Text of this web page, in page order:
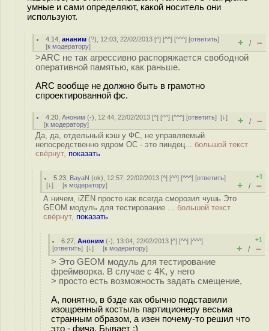
умные и сами определяют, какой носитель они
используют.
4.14 ,ананим (?), 12:03, 22/02/2013 [^] [^^] [^^^] [ответить]
[к модератору] + / –
>ARC не так агрессивно распоряжается свободной
оперативной памятью, как раньше.
ARC вообще не должно быть в грамотно
спроектированной фс.
4.20 ,Аноним (-), 12:44, 22/02/2013 [^] [^^] [^^^] [ответить][↓]
[к модератору] + / –
Да, да, отдельный кэш у ФС, не управляемый
непосредственно ядром ОС - это пиндец... большой текст
свёрнут, показать
5.23 BayaN (ok), 12:57, 22/02/2013 [^] [^^] [^^^] [ответить]
[↓] [к модератору]
+1
+ / –
А ничем, iZEN просто как всегда сморозил чушь Это
GEOM модуль для тестирование ... большой текст
свёрнут, показать
6.27 ,Аноним (-), 13:04, 22/02/2013 [^] [^^] [^^^]
[ответить] [↓] [к модератору]
+1
+ / –
> Это GEOM модуль для тестирование
фреймворка. В случае с 4K, у него
> просто есть возможность задать смещение,
А, понятно, в бзде как обычно подставили
изощренный костыль партиционеру весьма
странным образом, а изен почему-то решил что
это - фича. Бывает :)